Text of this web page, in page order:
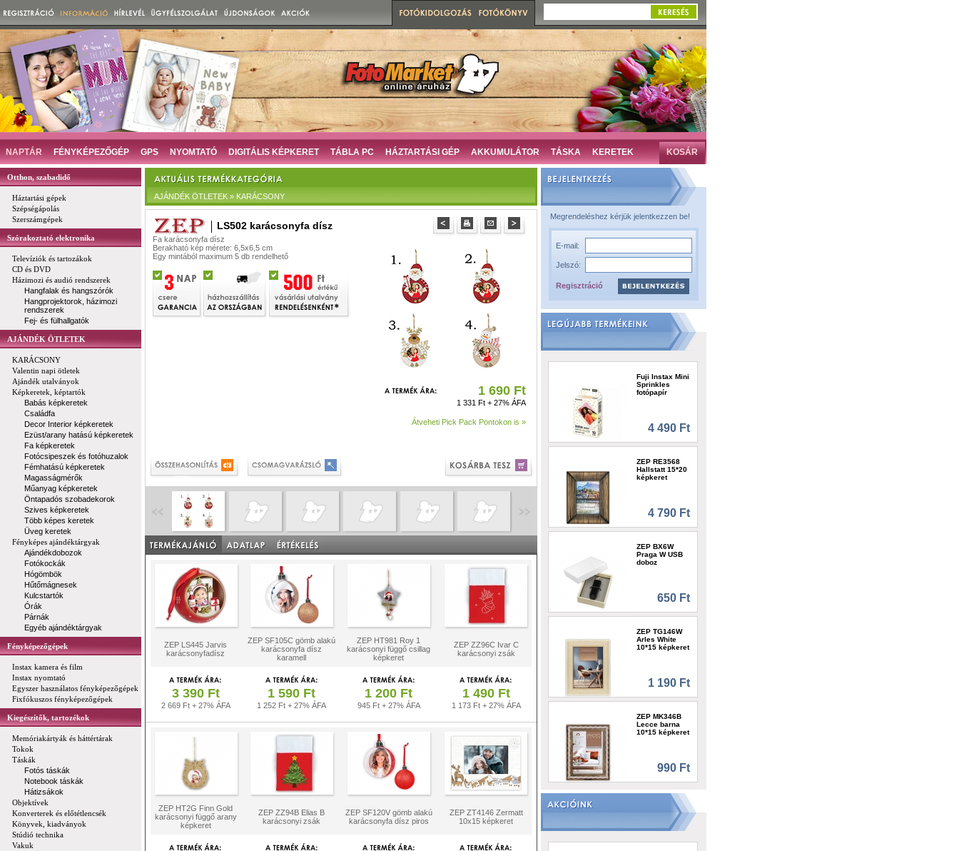
NAPTÁR FÉNYKÉPEZŐGÉP GPS NYOMTATÓ DIGITÁLIS KÉPKERET TÁBLA PC HÁZTARTÁSI GÉP AKKUMULÁTOR TÁSKA KERETEK KOSÁR
Otthon, szabadidő
Háztartási gépek
Szépségápolás
Szerszámgépek
Szórakoztató elektronika
Televíziók és tartozákok
CD és DVD
Házimozi és audió rendszerek
Hangfalak és hangszórók
Hangprojektorok, házimozi
rendszerek
Fej- és fülhallgatók
AJÁNDÉK ÖTLETEK
KARÁCSONY
Valentin napi ötletek
Ajándék utalványok
Képkeretek, képtartók
Babás képkeretek
Családfa
Decor Interior képkeretek
Ezüst/arany hatású képkeretek
Fa képkeretek
Fotócsipeszek és fotóhuzalok
Fémhatású képkeretek
Magasságmérők
Műanyag képkeretek
Öntapadós szobadekorok
Szives képkeretek
Több képes keretek
Üveg keretek
Fényképes ajándéktárgyak
Ajándékdobozok
Fotókockák
Hógömbök
Hűtőmágnesek
Kulcstartók
Órák
Párnák
Egyéb ajándéktárgyak
Fényképezőgépek
Instax kamera és film
Instax nyomtató
Egyszer használatos fényképezőgépek
Fixfókuszos fényképezőgépek
Kiegészítők, tartozékok
Memóriakártyák és háttértárak
Tokok
Táskák
Fotós táskák
Notebook táskák
Hátizsákok
Objektívek
Konverterek és előtétlencsék
Könyvek, kiadványok
Stúdió technika
Vakuk
AJÁNDÉK ÖTLETEK » KARÁCSONY
LS502 karácsonyfa dísz
Fa karácsonyfa dísz
Berakható kép mérete: 6,5x6,5 cm
Egy mintából maximum 5 db rendelhető
1 690 Ft
1 331 Ft + 27% ÁFA
Átveheti Pick Pack Pontokon is »
ZEP LS445 Jarvis
karácsonyfadísz
ZEP SF105C gömb alakú
karácsonyfa dísz
karamell
ZEP HT981 Roy 1
karácsonyi függő csillag
képkeret
ZEP ZZ96C Ivar C
karácsonyi zsák
3 390 Ft
2 669 Ft + 27% ÁFA
1 590 Ft
1 252 Ft + 27% ÁFA
1 200 Ft
945 Ft + 27% ÁFA
1 490 Ft
1 173 Ft + 27% ÁFA
ZEP HT2G Finn Gold
karácsonyi függő arany
képkeret
ZEP ZZ94B Elias B
karácsonyi zsák
ZEP SF120V gömb alakú
karácsonyfa dísz piros
ZEP ZT4146 Zermatt
10x15 képkeret
Megrendeléshez kérjük jelentkezzen be!
E-mail:
Jelszó:
Regisztráció
Fuji Instax Mini
Sprinkles
fotópapír
4 490 Ft
ZEP RE3568
Hallstatt 15*20
képkeret
4 790 Ft
ZEP BX6W
Praga W USB
doboz
650 Ft
ZEP TG146W
Arles White
10*15 képkeret
1 190 Ft
ZEP MK346B
Lecce barna
10*15 képkeret
990 Ft